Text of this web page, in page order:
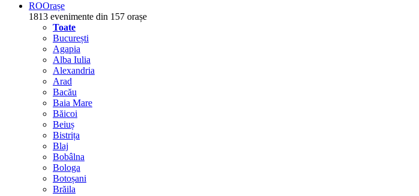
ROOrașe
1813 evenimente din 157 orașe
Toate
București
Agapia
Alba Iulia
Alexandria
Arad
Bacău
Baia Mare
Băicoi
Beiuș
Bistrița
Blaj
Bobâlna
Bologa
Botoșani
Brăila